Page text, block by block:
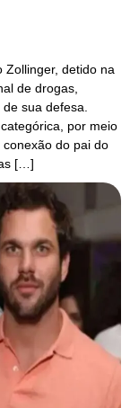
Zollinger, detido na
de drogas,
sua defesa.
por meio
do pai do
[…]